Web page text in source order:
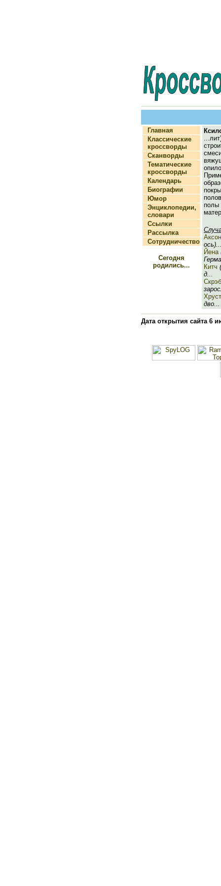
Главная
Классические
кроссворды
Сканворды
Тематические
кроссворды
Календарь
Биографии
Юмор
Энциклопедии,
словари
Ссылки
Рассылка
Сотрудничество
Сегодня
родились...
Аксон
Йена
Китч
д...
Скрэб
дво...
Дата открытия сайта 6